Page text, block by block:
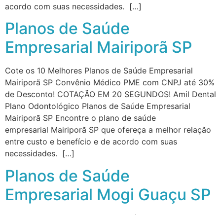
acordo com suas necessidades. […]
Planos de Saúde
Empresarial Mairiporã SP
Cote os 10 Melhores Planos de Saúde Empresarial
Mairiporã SP Convênio Médico PME com CNPJ até 30%
de Desconto! COTAÇÃO EM 20 SEGUNDOS! Amil Dental
Plano Odontológico Planos de Saúde Empresarial
Mairiporã SP Encontre o plano de saúde
empresarial Mairiporã SP que ofereça a melhor relação
entre custo e benefício e de acordo com suas
necessidades. […]
Planos de Saúde
Empresarial Mogi Guaçu SP